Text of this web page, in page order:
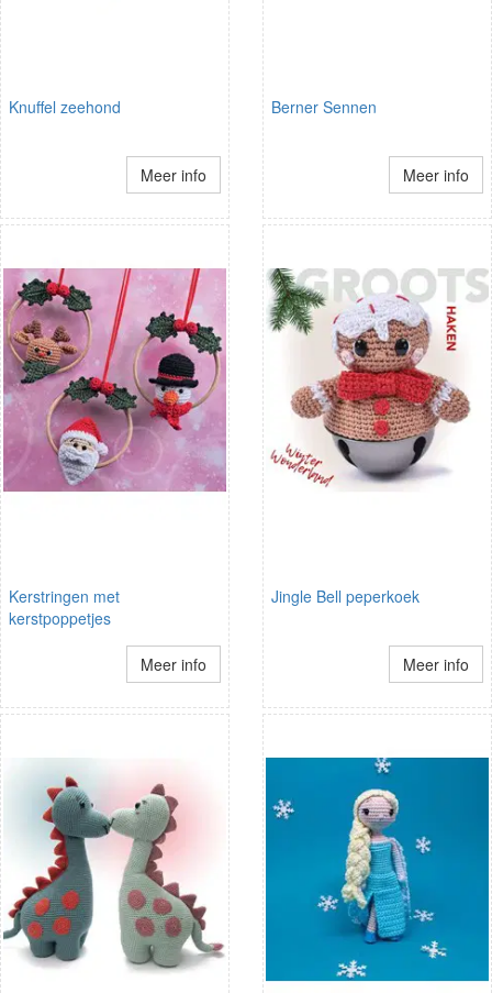
Knuffel zeehond
Meer info
Berner Sennen
Meer info
Kerstringen met
kerstpoppetjes
Meer info
Jingle Bell peperkoek
Meer info